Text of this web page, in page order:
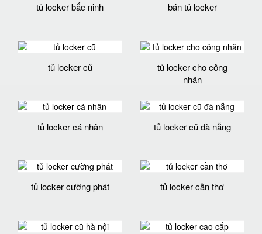
tủ locker bắc ninh bán tủ locker
tủ locker cũ
tủ locker cho công
nhân
tủ locker cá nhân tủ locker cũ đà nẵng
tủ locker cường phát tủ locker cần thơ